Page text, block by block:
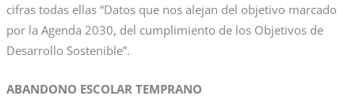
cifras todas ellas “Datos que nos alejan del objetivo marcado
por la Agenda 2030, del cumplimiento de los Objetivos de
Desarrollo Sostenible”.
ABANDONO ESCOLAR TEMPRANO